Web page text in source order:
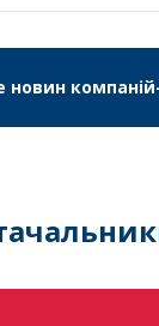
новин